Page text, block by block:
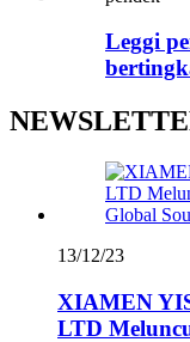
Leggi
13/12/23
XIAMEN
LTD